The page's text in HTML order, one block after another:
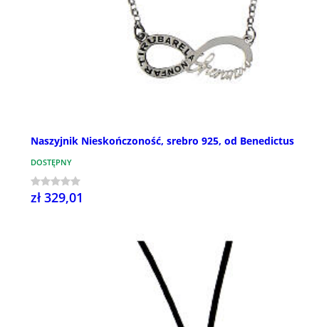
Naszyjnik Nieskończoność, srebro 925, od Benedictus
DOSTĘPNY
zł 329,01